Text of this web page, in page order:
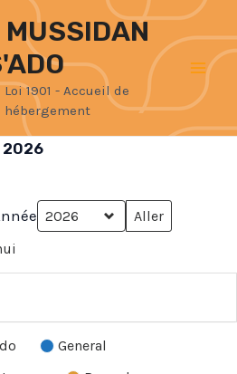
1901 - Accueil de
2026
General